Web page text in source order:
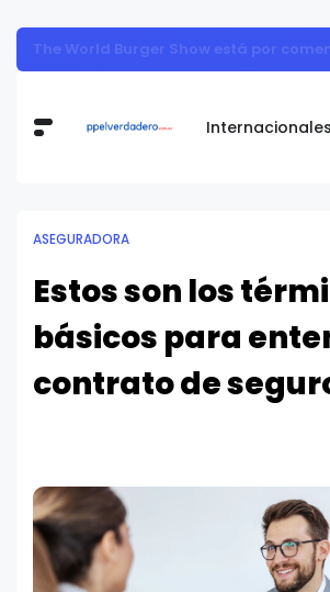
Internacionales
ASEGURADORA
Estos son los
básicos para
contrato de